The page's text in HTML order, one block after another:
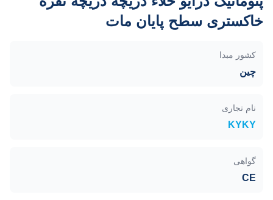
خاکستری سطح پایان مات
کشور مبدا
چین
نام تجاری
KYKY
گواهی
CE